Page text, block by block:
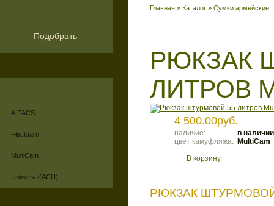
Подобрать
A-TACS
Flecktarn
MultiCam
Universal(ACU)
Главная » Каталог » Сумки армейские ,
РЮКЗАК
ЛИТРОВ
4 500.00руб.
наличие:
в наличии
цвет камуфляжа: MultiCam
В корзину
РЮКЗАК ШТУРМОВОЙ